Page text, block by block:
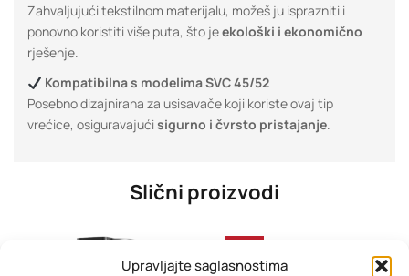
Upravljajte saglasnostima
Zahvaljujući tekstilnom materijalu, možeš ju isprazniti i
ponovno koristiti više puta, što jeekološki i ekonomično
rješenje.
Kompatibilna s modelima SVC 45/52
Posebno dizajnirana za usisavače koji koriste ovaj tip
vrećice, osiguravajući sigurno i čvrsto pristajanje.
Slični proizvodi
-33%